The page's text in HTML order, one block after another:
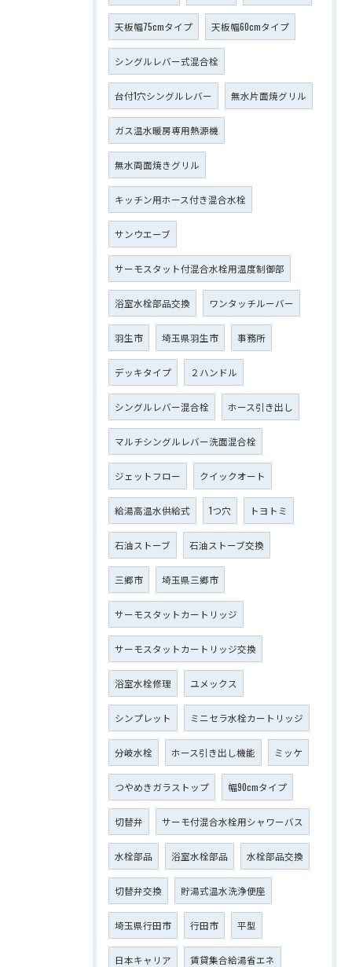
天板幅75cmタイプ 天板幅60cmタイプ
シングルレバー式混合栓
台付1穴シングルレバー 無水片面焼グリル
ガス温水暖房専用熱源機
無水両面焼きグリル
キッチン用ホース付き混合水栓
サンウエーブ
サーモスタット付混合水栓用温度制御部
浴室水栓部品交換 ワンタッチルーバー
羽生市 埼玉県羽生市 事務所
デッキタイプ ２ハンドル
シングルレバー混合栓 ホース引き出し
マルチシングルレバー洗面混合栓
ジェットフロー クイックオート
給湯高温水供給式 1つ穴 トヨトミ
石油ストーブ 石油ストーブ交換
三郷市 埼玉県三郷市
サーモスタットカートリッジ
サーモスタットカートリッジ交換
浴室水栓修理 ユメックス
シンプレット ミニセラ水栓カートリッジ
分岐水栓 ホース引き出し機能 ミッケ
つやめきガラストップ 幅90cmタイプ
切替弁 サーモ付混合水栓用シャワーバス
水栓部品 浴室水栓部品 水栓部品交換
切替弁交換 貯湯式温水洗浄便座
埼玉県行田市 行田市 平型
日本キャリア 賃貸集合給湯省エネ